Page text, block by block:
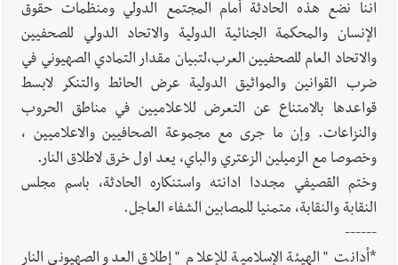
اننا نضع هذه الحادثة أمام المجتمع الدولي ومنظمات حقوق
الإنسان والمحكمة الجنائية الدولية والاتحاد الدولي للصحفيين
والاتحاد العام للصحفيين العرب،لتبيان مقدار التمادي الصهيوني في
ضرب القوانين والمواثيق الدولية عرض الحائط والتنكر لابسط
قواعدها بالامتناع عن التعرض للاعلاميين في مناطق الحروب
والنزاعات. وإن ما جرى مع مجموعة الصحافيين والاعلاميين ،
وخصوصا مع الزميلين الزعتري والباي، يعد اول خرق لاطلاق النار.
وختم القصيفي مجددا ادانته واستنكاره الحادثة، باسم مجلس
النقابة والنقابة، متمنيا للمصابين الشفاء العاجل.
------
*أدانت " الهيئة الإسلامية للإعلام " إطلاق العدو الصهيوني النار